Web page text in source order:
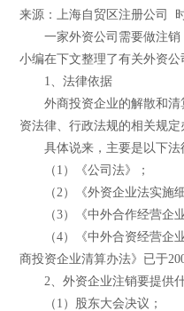
来源：上海自贸区注册公司
一家外资公司需要做注销
小编在下文整理了有关外资公
1、法律依据
外商投资企业的解散和清
资法律、行政法规的相关规定
具体说来，主要是以下法
（1）《公司法》；
（2）《外资企业法实施细
（3）《中外合作经营企业
（4）《中外合资经营企业
商投资企业清算办法》已于
2、外资企业注销要提供
（1）股东大会决议；